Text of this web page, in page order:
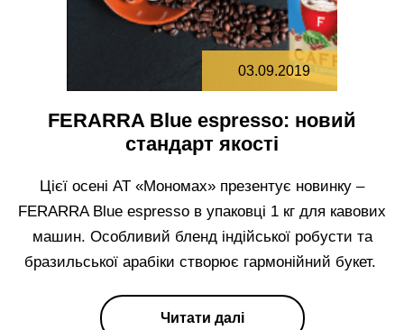
03.09.2019
FERARRA Blue espresso: новий
стандарт якості
Цієї осені АТ «Мономах» презентує новинку –
FERARRA Blue espresso в упаковці 1 кг для кавових
машин. Особливий бленд індійської робусти та
бразильської арабіки створює гармонійний букет.
Читати далі